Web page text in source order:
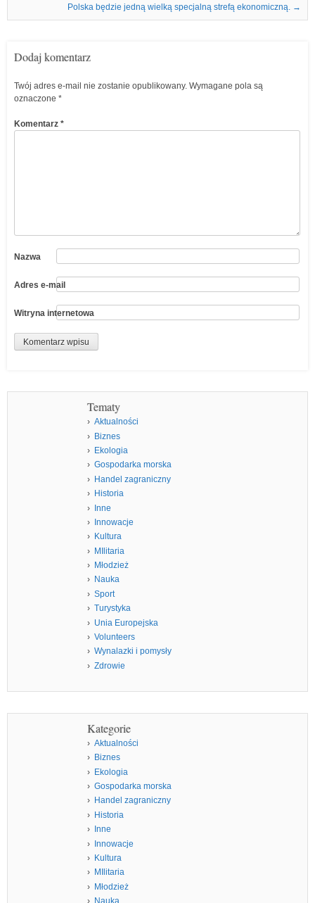
Polska będzie jedną wielką specjalną strefą ekonomiczną. →
Dodaj komentarz
Twój adres e-mail nie zostanie opublikowany. Wymagane pola są
oznaczone *
Komentarz *
Nazwa
Adres e-mail
Witryna internetowa
Tematy
Aktualności
Biznes
Ekologia
Gospodarka morska
Handel zagraniczny
Historia
Inne
Innowacje
Kultura
MIlitaria
Młodzież
Nauka
Sport
Turystyka
Unia Europejska
Volunteers
Wynalazki i pomysły
Zdrowie
Kategorie
Aktualności
Biznes
Ekologia
Gospodarka morska
Handel zagraniczny
Historia
Inne
Innowacje
Kultura
MIlitaria
Młodzież
Nauka